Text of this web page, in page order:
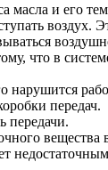
масла и его
воздух.
что в
нарушится
передач.
передачи.
вещества